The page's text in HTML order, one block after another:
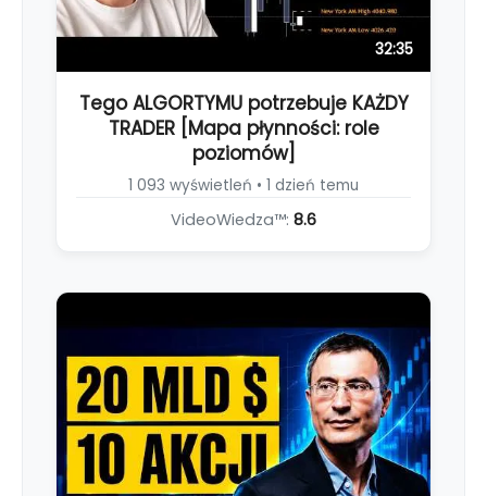
32:35
Tego ALGORTYMU potrzebuje KAŻDY
TRADER [Mapa płynności: role
poziomów]
1 093 wyświetleń • 1 dzień temu
VideoWiedza™: 8.6